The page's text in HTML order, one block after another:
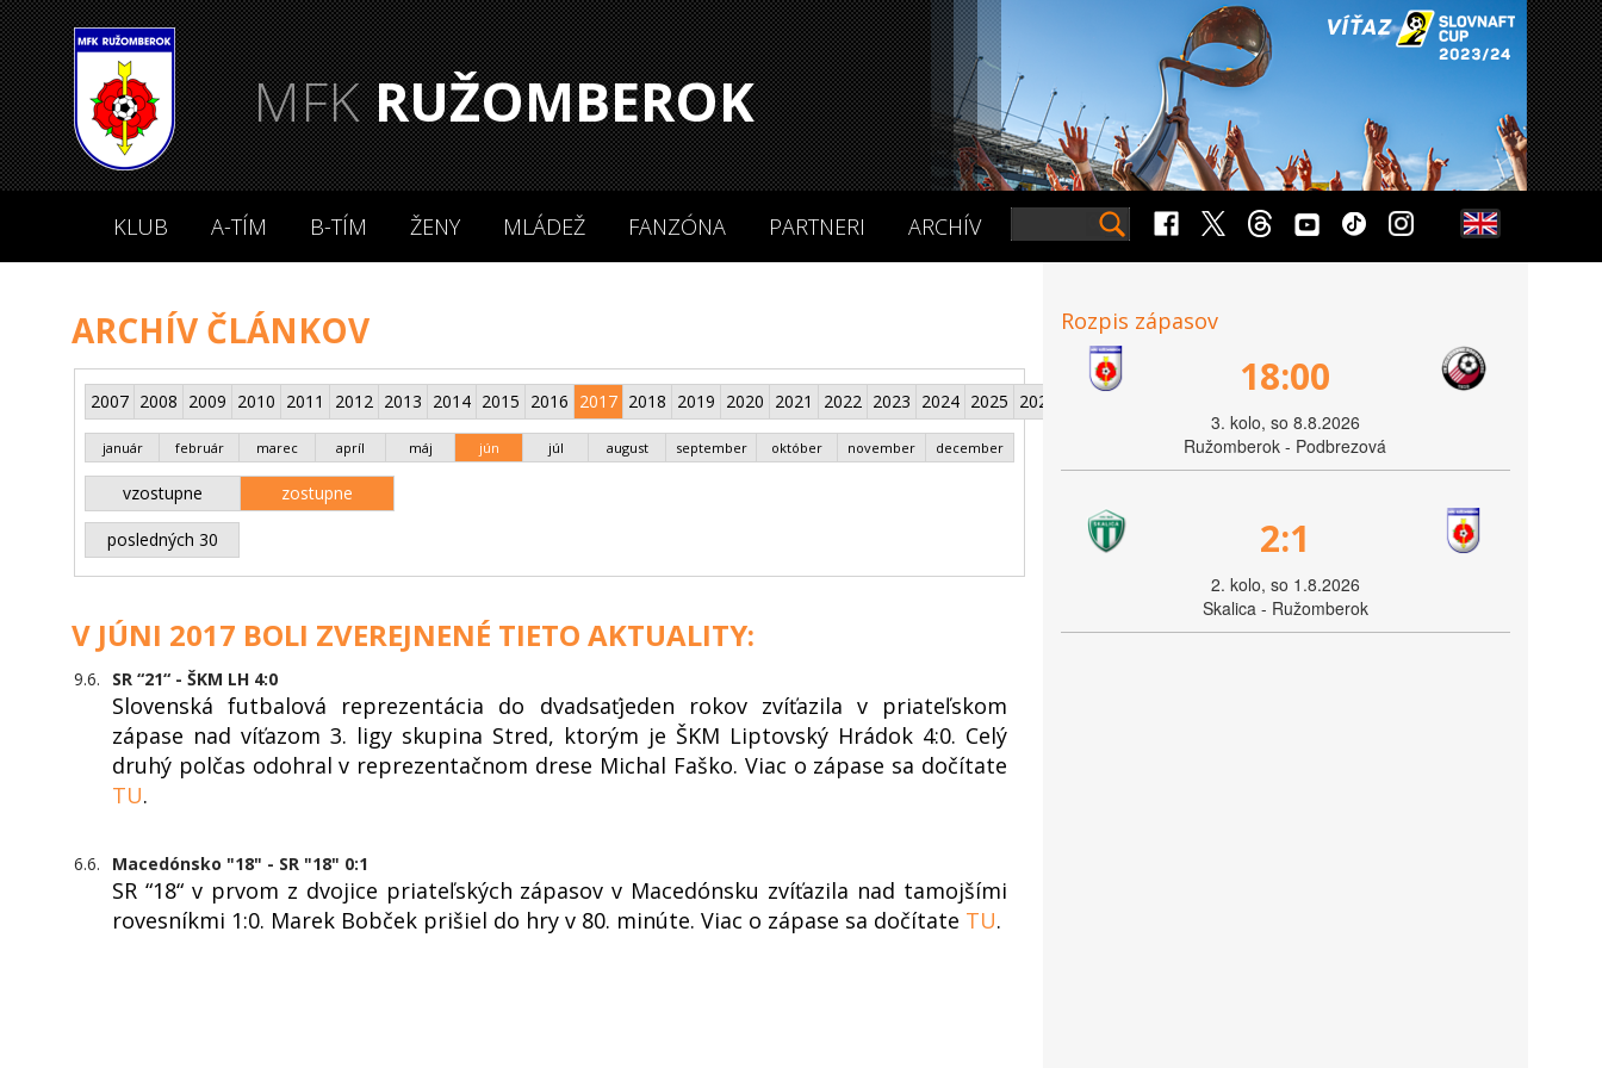
MFKRUŽOMBEROK
KLUB A-TÍM B-TÍM ŽENY MLÁDEŽ FANZÓNA PARTNERI ARCHÍV
ARCHÍV ČLÁNKOV
2007 2008 2009 2010 2011 2012 2013 2014 2015 2016 2017 2018 2019 2020 2021 2022 2023 2024 2025 2026
január február marec apríl máj jún júl august september október november december
vzostupne zostupne
posledných 30
V JÚNI 2017 BOLI ZVEREJNENÉ TIETO AKTUALITY:
9.6. SR “21“ - ŠKM LH 4:0
Slovenská futbalová reprezentácia do dvadsaťjeden rokov zvíťazila v priateľskom
zápase nad víťazom 3. ligy skupina Stred, ktorým je ŠKM Liptovský Hrádok 4:0. Celý
druhý polčas odohral v reprezentačnom drese Michal Faško. Viac o zápase sa dočítate
TU.
6.6. Macedónsko "18" - SR "18" 0:1
SR “18“ v prvom z dvojice priateľských zápasov v Macedónsku zvíťazila nad tamojšími
rovesníkmi 1:0. Marek Bobček prišiel do hry v 80. minúte. Viac o zápase sa dočítate TU.
Rozpis zápasov
18:00
3. kolo, so 8.8.2026
Ružomberok - Podbrezová
2:1
2. kolo, so 1.8.2026
Skalica - Ružomberok